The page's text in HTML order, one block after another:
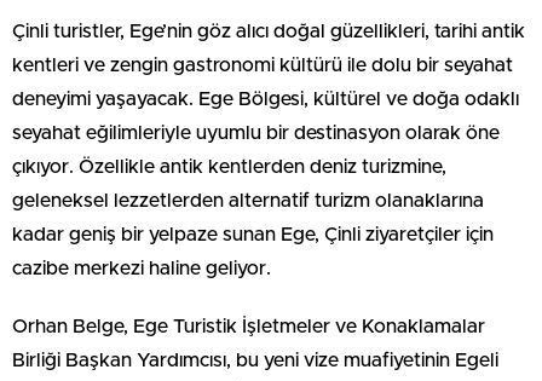
Çinli turistler, Ege’nin göz alıcı doğal güzellikleri, tarihi antik
kentleri ve zengin gastronomi kültürü ile dolu bir seyahat
deneyimi yaşayacak. Ege Bölgesi, kültürel ve doğa odaklı
seyahat eğilimleriyle uyumlu bir destinasyon olarak öne
çıkıyor. Özellikle antik kentlerden deniz turizmine,
geleneksel lezzetlerden alternatif turizm olanaklarına
kadar geniş bir yelpaze sunan Ege, Çinli ziyaretçiler için
cazibe merkezi haline geliyor.
Orhan Belge, Ege Turistik İşletmeler ve Konaklamalar
Birliği Başkan Yardımcısı, bu yeni vize muafiyetinin Egeli